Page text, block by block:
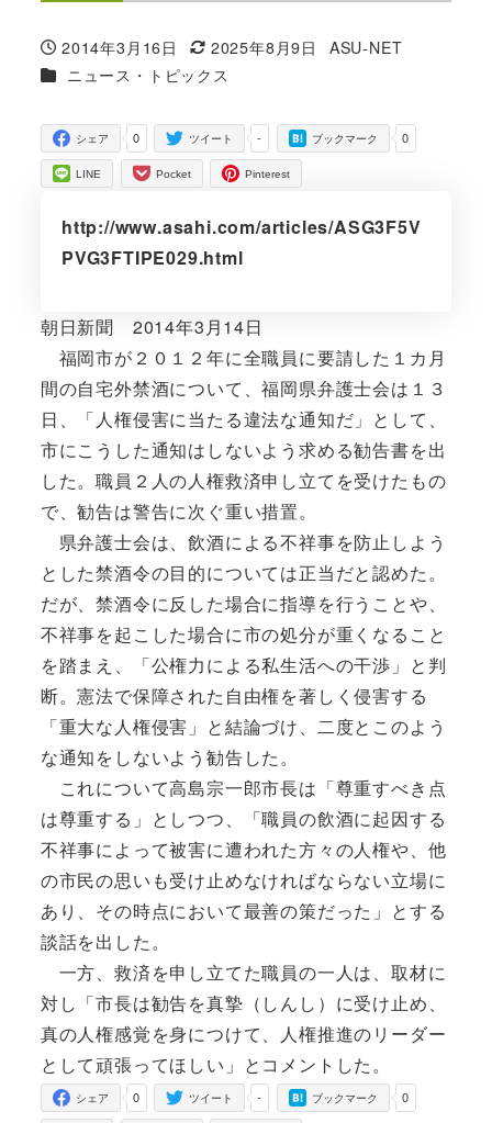
投稿日
2014年3月16日
更新日
2025年8月9日
著
ASU-NET
カテゴリー
ニュース・トピックス
0
シェア -
ツイート 0
ブックマーク
LINE Pocket Pinterest
http://www.asahi.com/articles/ASG3F5V
PVG3FTIPE029.html
朝日新聞 2014年3月14日
福岡市が２０１２年に全職員に要請した１カ月
間の自宅外禁酒について、福岡県弁護士会は１３
日、「人権侵害に当たる違法な通知だ」として、
市にこうした通知はしないよう求める勧告書を出
した。職員２人の人権救済申し立てを受けたもの
で、勧告は警告に次ぐ重い措置。
県弁護士会は、飲酒による不祥事を防止しよう
とした禁酒令の目的については正当だと認めた。
だが、禁酒令に反した場合に指導を行うことや、
不祥事を起こした場合に市の処分が重くなること
を踏まえ、「公権力による私生活への干渉」と判
断。憲法で保障された自由権を著しく侵害する
「重大な人権侵害」と結論づけ、二度とこのよう
な通知をしないよう勧告した。
これについて高島宗一郎市長は「尊重すべき点
は尊重する」としつつ、「職員の飲酒に起因する
不祥事によって被害に遭われた方々の人権や、他
の市民の思いも受け止めなければならない立場に
あり、その時点において最善の策だった」とする
談話を出した。
一方、救済を申し立てた職員の一人は、取材に
対し「市長は勧告を真摯（しんし）に受け止め、
真の人権感覚を身につけて、人権推進のリーダー
として頑張ってほしい」とコメントした。
0
シェア -
ツイート 0
ブックマーク